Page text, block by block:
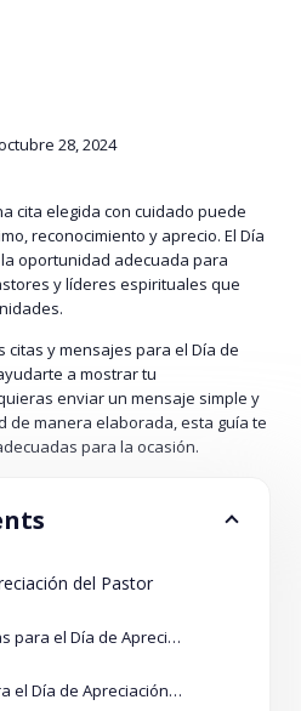
28, 2024
cita elegida con cuidado puede
reconocimiento y aprecio. El Día
oportunidad adecuada para
y líderes espirituales que
citas y mensajes para el Día de
a mostrar tu
enviar un mensaje simple y
de manera elaborada, esta guía te
para la ocasión.
del Pastor
Día de Apreciación del Pastor
del Pastor con Referencias Bíblicas